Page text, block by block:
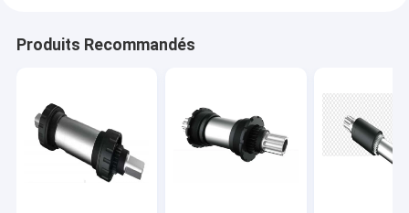
Produits Recommandés